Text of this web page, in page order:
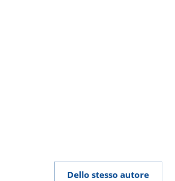
Dello stesso autore